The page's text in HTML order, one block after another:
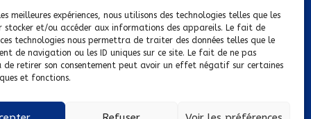
meilleures expériences, nous utilisons des technologies telles que les
stocker et/ou accéder aux informations des appareils. Le fait de
technologies nous permettra de traiter des données telles que le
de navigation ou les ID uniques sur ce site. Le fait de ne pas
de retirer son consentement peut avoir un effet négatif sur certaines
et fonctions.
de confidentialité
de cookies
suivre sur :